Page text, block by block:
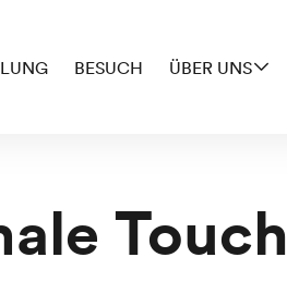
BESUCH ÜBER UNS
Touch